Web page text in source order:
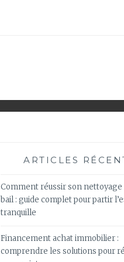
ARTICLES
Comment réussir son nettoyage
bail : guide complet pour partir
tranquille
Financement achat immobilier :
comprendre les solutions pour